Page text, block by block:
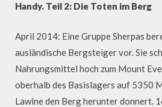
Handy. Teil 2: Die Toten im Berg
April 2014: Eine Gruppe Sherpas
ausländische Bergsteiger vor. Sie
Nahrungsmittel hoch zum Mount
oberhalb des Basislagers auf 5350
Lawine den Berg herunter donnert.